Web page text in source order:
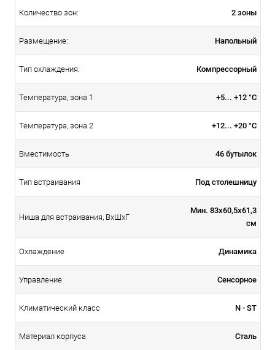
Количество зон: 2 зоны
Размещение: Напольный
Тип охлаждения: Компрессорный
Температура, зона 1 +5... +12 °C
Температура, зона 2 +12... +20 °C
Вместимость 46 бутылок
Тип встраивания Под столешницу
Ниша для встраивания, ВxШxГ
Мин. 83х60,5х61,3
см
Охлаждение Динамика
Управление Сенсорное
Климатический класс N - ST
Материал корпуса Сталь